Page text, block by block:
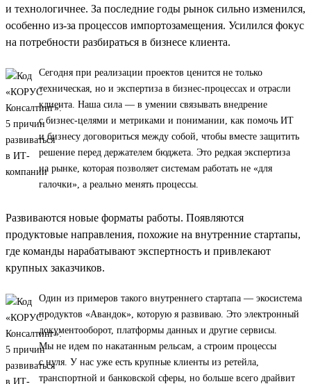
и технологичнее. За последние годы рынок сильно изменился,
особенно из-за процессов импортозамещения. Усилился фокус
на потребности разбираться в бизнесе клиента.
Сегодня при реализации проектов ценится не только
техническая, но и экспертиза в бизнес-процессах и отрасли
клиента. Наша сила — в умении связывать внедрение
с бизнес-целями и метриками и понимании, как помочь ИТ
и бизнесу договориться между собой, чтобы вместе защитить
решение перед держателем бюджета. Это редкая экспертиза
на рынке, которая позволяет системам работать не «для
галочки», а реально менять процессы.
Развиваются новые форматы работы. Появляются
продуктовые направления, похожие на внутренние стартапы,
где команды нарабатывают экспертность и привлекают
крупных заказчиков.
Один из примеров такого внутреннего стартапа — экосистема
продуктов «Авандок», которую я развиваю. Это электронный
документооборот, платформы данных и другие сервисы.
Мы не идем по накатанным рельсам, а строим процессы
с нуля. У нас уже есть крупные клиенты из ретейла,
транспортной и банковской сферы, но больше всего драйвит